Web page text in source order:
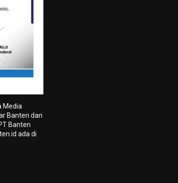
Media
Banten dan
Banten
ada di